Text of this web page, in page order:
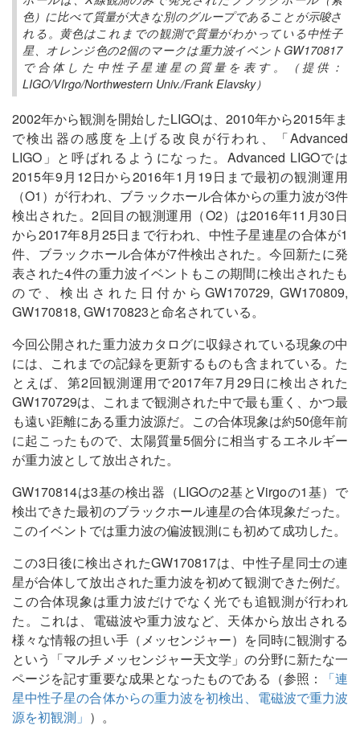
色）に比べて質量が大きな別のグループであることが示唆さ
れる。黄色はこれまでの観測で質量がわかっている中性子
星、オレンジ色の2個のマークは重力波イベントGW170817
で合体した中性子星連星の質量を表す。（提供：
LIGO/VIrgo/Northwestern Univ./Frank Elavsky）
2002年から観測を開始したLIGOは、2010年から2015年ま
で検出器の感度を上げる改良が行われ、「Advanced
LIGO」と呼ばれるようになった。Advanced LIGOでは
2015年9月12日から2016年1月19日まで最初の観測運用
（O1）が行われ、ブラックホール合体からの重力波が3件
検出された。2回目の観測運用（O2）は2016年11月30日
から2017年8月25日まで行われ、中性子星連星の合体が1
件、ブラックホール合体が7件検出された。今回新たに発
表された4件の重力波イベントもこの期間に検出されたも
ので、検出された日付からGW170729, GW170809,
GW170818, GW170823と命名されている。
今回公開された重力波カタログに収録されている現象の中
には、これまでの記録を更新するものも含まれている。た
とえば、第2回観測運用で2017年7月29日に検出された
GW170729は、これまで観測された中で最も重く、かつ最
も遠い距離にある重力波源だ。この合体現象は約50億年前
に起こったもので、太陽質量5個分に相当するエネルギー
が重力波として放出された。
GW170814は3基の検出器（LIGOの2基とVirgoの1基）で
検出できた最初のブラックホール連星の合体現象だった。
このイベントでは重力波の偏波観測にも初めて成功した。
この3日後に検出されたGW170817は、中性子星同士の連
星が合体して放出された重力波を初めて観測できた例だ。
この合体現象は重力波だけでなく光でも追観測が行われ
た。これは、電磁波や重力波など、天体から放出される
様々な情報の担い手（メッセンジャー）を同時に観測する
という「マルチメッセンジャー天文学」の分野に新たな一
ページを記す重要な成果となったものである（参照：
「連
星中性子星の合体からの重力波を初検出、電磁波で重力波
源を初観測」 ）。